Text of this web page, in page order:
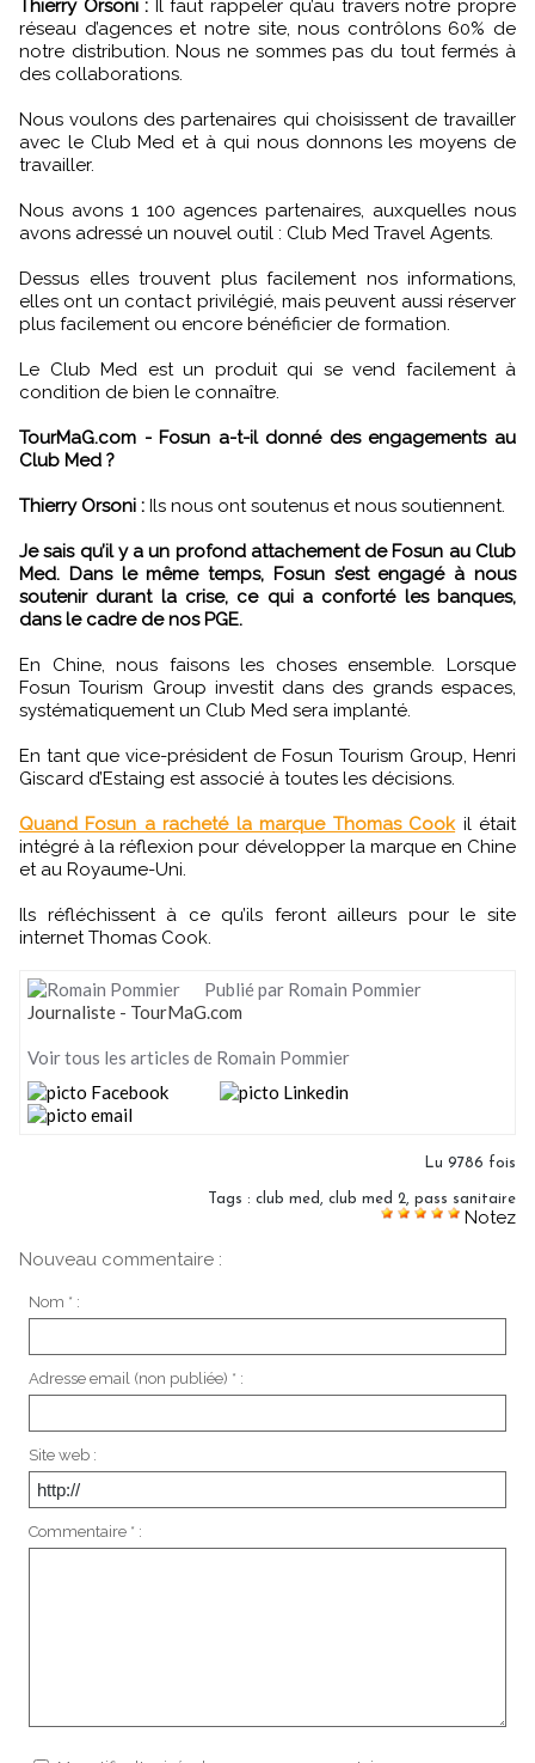
Thierry Orsoni : Il faut rappeler qu’au travers notre propre
réseau d’agences et notre site, nous contrôlons 60% de
notre distribution. Nous ne sommes pas du tout fermés à
des collaborations.
Nous voulons des partenaires qui choisissent de travailler
avec le Club Med et à qui nous donnons les moyens de
travailler.
Nous avons 1 100 agences partenaires, auxquelles nous
avons adressé un nouvel outil : Club Med Travel Agents.
Dessus elles trouvent plus facilement nos informations,
elles ont un contact privilégié, mais peuvent aussi réserver
plus facilement ou encore bénéficier de formation.
Le Club Med est un produit qui se vend facilement à
condition de bien le connaître.
TourMaG.com - Fosun a-t-il donné des engagements au
Club Med ?
Thierry Orsoni : Ils nous ont soutenus et nous soutiennent.
Je sais qu’il y a un profond attachement de Fosun au Club
Med. Dans le même temps, Fosun s’est engagé à nous
soutenir durant la crise, ce qui a conforté les banques,
dans le cadre de nos PGE.
En Chine, nous faisons les choses ensemble. Lorsque
Fosun Tourism Group investit dans des grands espaces,
systématiquement un Club Med sera implanté.
En tant que vice-président de Fosun Tourism Group, Henri
Giscard d’Estaing est associé à toutes les décisions.
Quand Fosun a racheté la marque Thomas Cookil était
intégré à la réflexion pour développer la marque en Chine
et au Royaume-Uni.
Ils réfléchissent à ce qu’ils feront ailleurs pour le site
internet Thomas Cook.
Publié par Romain Pommier
Journaliste - TourMaG.com
Voir tous les articles de Romain Pommier
Lu 9786 fois
Tags : club med, club med 2, pass sanitaire
Notez
Nouveau commentaire :
Nom * :
Adresse email (non publiée) * :
Site web :
Commentaire * :